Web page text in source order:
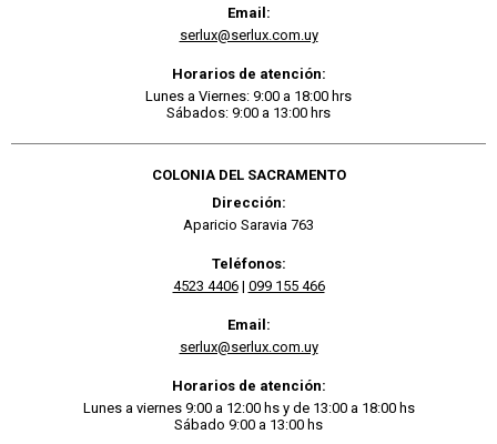
Email:
serlux@serlux.com.uy
Horarios de atención:
Lunes a Viernes: 9:00 a 18:00 hrs
Sábados: 9:00 a 13:00 hrs
COLONIA DEL SACRAMENTO
Dirección:
Aparicio Saravia 763
Teléfonos:
4523 4406| 099 155 466
Email:
serlux@serlux.com.uy
Horarios de atención:
Lunes a viernes 9:00 a 12:00 hs y de 13:00 a 18:00 hs
Sábado 9:00 a 13:00 hs